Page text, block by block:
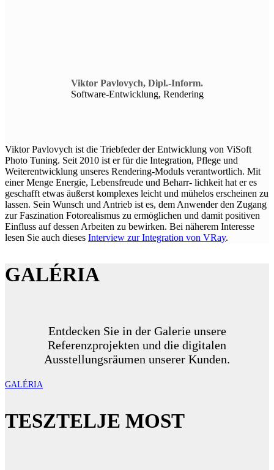
Viktor Pavlovych, Dipl.-Inform.
Software-Entwicklung, Rendering
Viktor Pavlovych ist die Triebfeder der Entwicklung von ViSoft
Photo Tuning. Seit 2010 ist er für die Integration, Pflege und
Weiterentwicklung unseres Rendering-Moduls verantwortlich. Mit
einer Menge Energie, Lebensfreude und Beharr- lichkeit hat er es
geschafft etwas äußerst komplexes leicht und mühelos erscheinen zu
lassen. Sein Wunsch und Antrieb ist es, dem Anwender den Zugang
zur Faszination Fotorealismus zu ermöglichen und damit positiven
Einfluss auf dessen Arbeiten zu bewirken. Bei näherem Interesse
lesen Sie auch dieses Interview zur Integration von VRay.
GALÉRIA
Entdecken Sie in der Galerie unsere
Referenzprojekten und die digitalen
Ausstellungsräumen unserer Kunden.
GALÉRIA
TESZTELJE MOST